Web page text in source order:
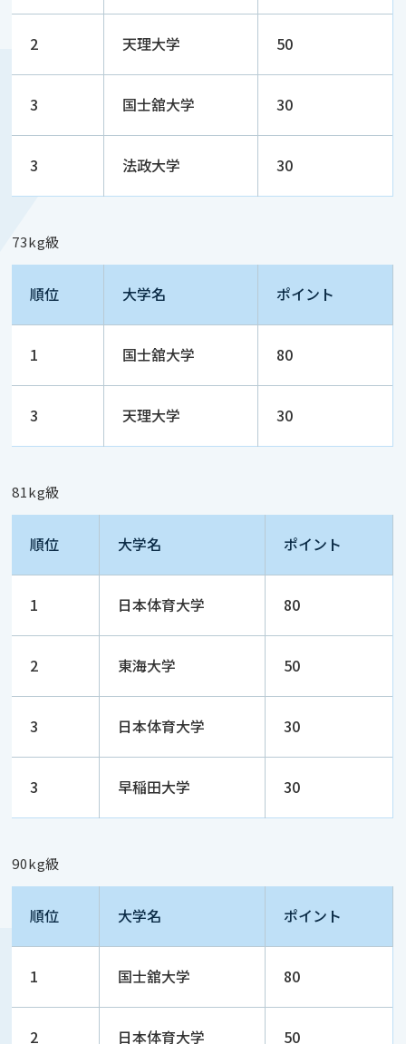
2 天理大学 50
3 国士舘大学 30
3 法政大学 30
73kg級
順位 大学名 ポイント
1 国士舘大学 80
3 天理大学 30
81kg級
順位 大学名 ポイント
1 日本体育大学 80
2 東海大学 50
3 日本体育大学 30
3 早稲田大学 30
90kg級
順位 大学名 ポイント
1 国士舘大学 80
2 日本体育大学 50